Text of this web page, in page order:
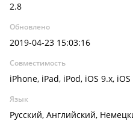
2.8
Обновлено
2019-04-23 15:03:16
Совместимость
iPhone, iPad, iPod, iOS 9.x,
Язык
Русский, Английский,